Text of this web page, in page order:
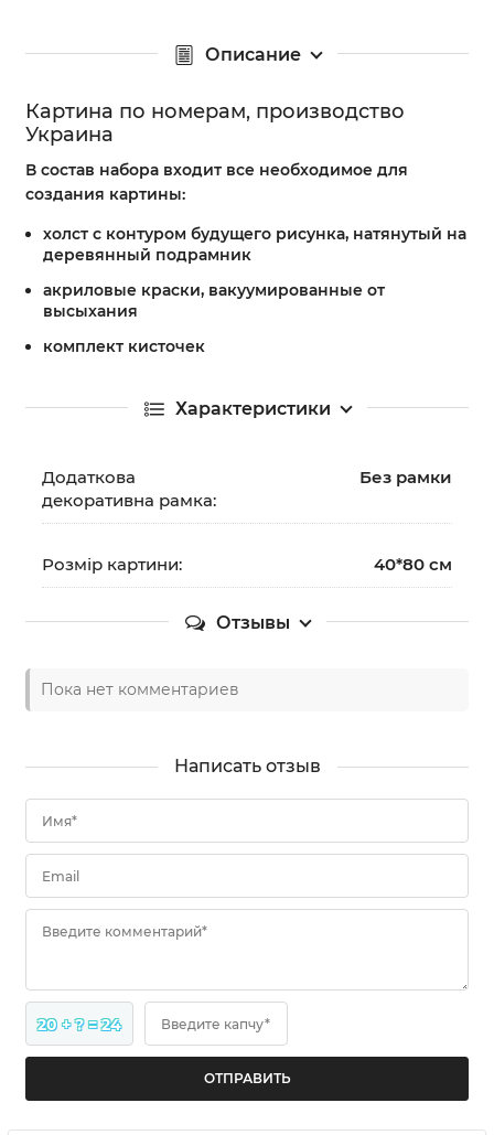
Описание
Картина по номерам, производство
Украина
В состав набора входит все необходимое для
создания картины:
холст с контуром будущего рисунка, натянутый на
деревянный подрамник
акриловые краски, вакуумированные от
высыхания
комплект кисточек
Характеристики
Додаткова
декоративна рамка:
Без рамки
Розмір картини: 40*80 см
Отзывы
Пока нет комментариев
Написать отзыв
Имя*
Email
Введите комментарий*
20 + ? = 24 Введите капчу*